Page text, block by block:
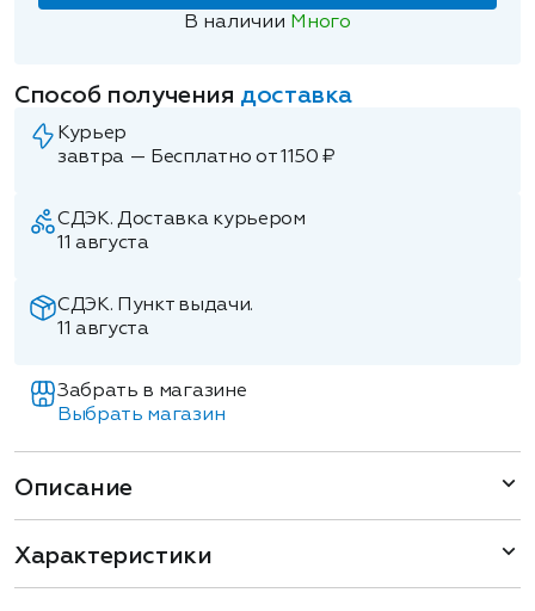
В наличии Много
Способ получения доставка
Курьер
завтра — Бесплатно от 1150 ₽
СДЭК. Доставка курьером
11 августа
СДЭК. Пункт выдачи.
11 августа
Забрать в магазине
Выбрать магазин
Описание
Характеристики